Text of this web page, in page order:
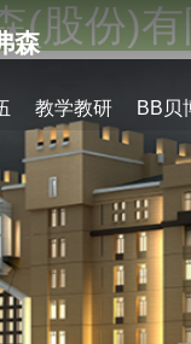
(股份)
森
教学教研 BB贝